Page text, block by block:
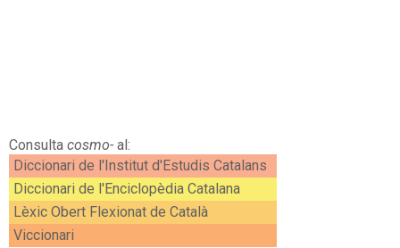
Consulta cosmo- al:
Diccionari de l'Institut d'Estudis Catalans
Diccionari de l'Enciclopèdia Catalana
Lèxic Obert Flexionat de Català
Viccionari